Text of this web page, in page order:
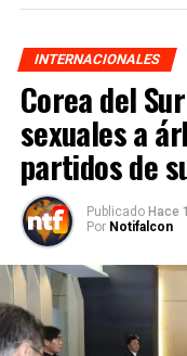
INTERNACIONALES
Corea del
sexuales a
partidos de
Publicado Hace
Por Notifalcon